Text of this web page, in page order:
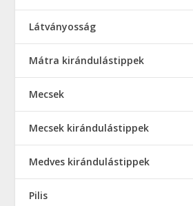
Látványosság
Mátra kirándulástippek
Mecsek
Mecsek kirándulástippek
Medves kirándulástippek
Pilis